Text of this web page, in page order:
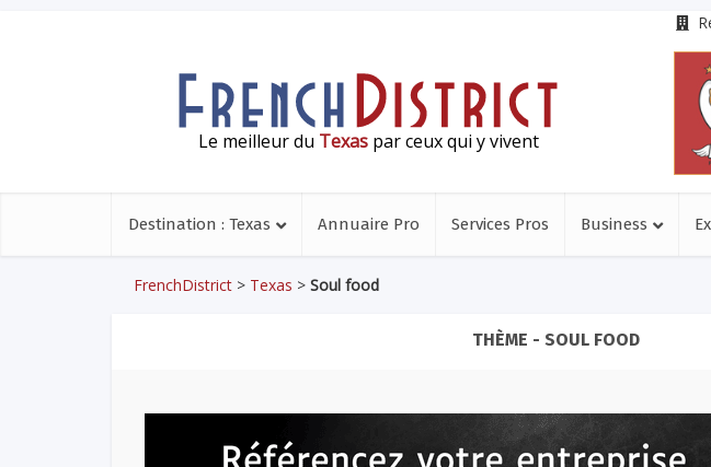
Le meilleur du Texaspar ceux qui y vivent
Destination : Texas Annuaire Pro Services Pros Business
FrenchDistrict > Texas > Soul food
THÈME - SOUL FOOD